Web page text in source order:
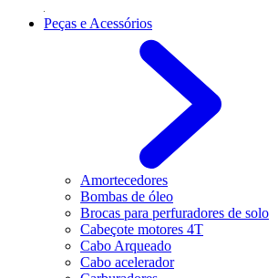
Peças e Acessórios
Amortecedores
Bombas de óleo
Brocas para perfuradores de solo
Cabeçote motores 4T
Cabo Arqueado
Cabo acelerador